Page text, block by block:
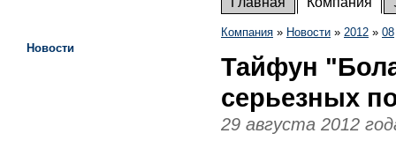
Компания » Новости » 2012 » 08
Тайфун
серьезных
29 августа 2012
Новости